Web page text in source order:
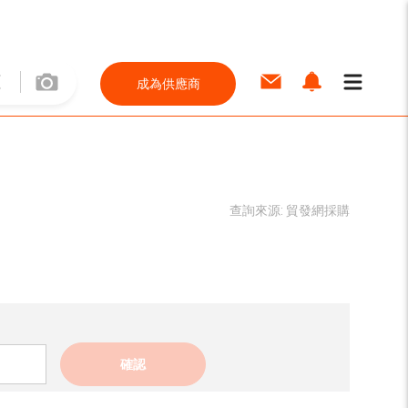
成為供應商
查詢來源: 貿發網採購
確認